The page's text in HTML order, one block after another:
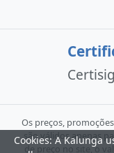
Os preços,
são válidos apenas
de preço no site, o
Cookies: A Kalunga